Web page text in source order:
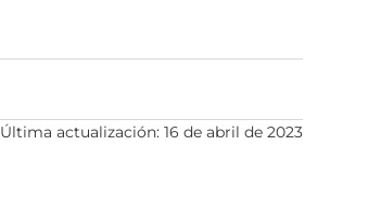
Última actualización: 16 de abril de 2023